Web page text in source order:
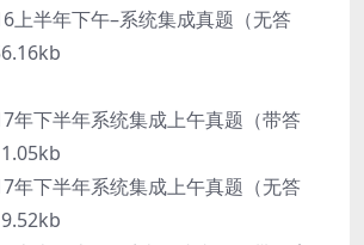
半年下午–系统集成真题（无答
下半年系统集成上午真题（带答
下半年系统集成上午真题（无答